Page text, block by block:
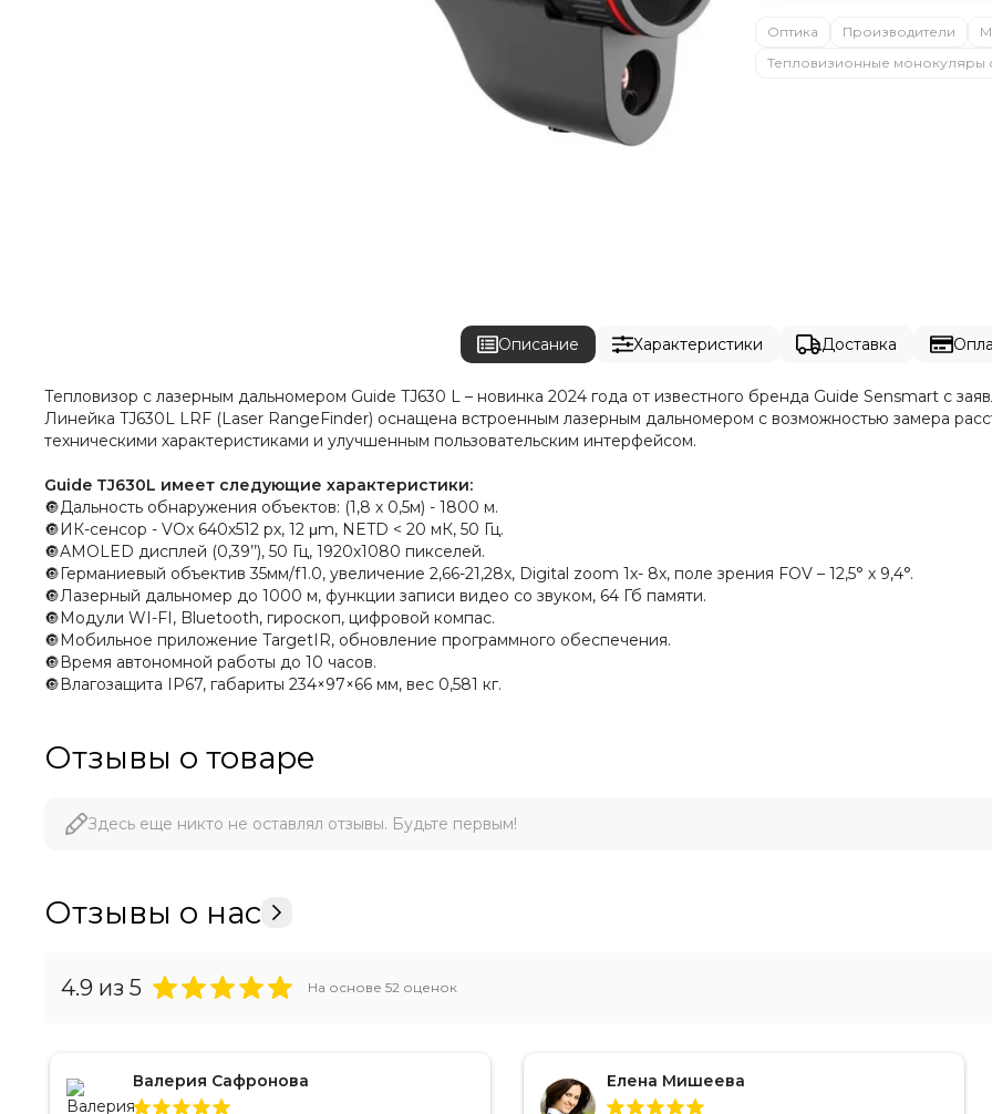
Оптика Производители
Тепловизионные монокуляры
Описание Характеристики Доставка
Тепловизор с лазерным дальномером Guide TJ630 L – новинка 2024 года от известного бренда Guide Sensmart с
Линейка TJ630L LRF (Laser RangeFinder) оснащена встроенным лазерным дальномером с возможностью замера
техническими характеристиками и улучшенным пользовательским интерфейсом.
Guide TJ630L имеет следующие характеристики:
🔘Дальность обнаружения объектов: (1,8 х 0,5м) - 1800 м.
🔘ИК-сенсор - VOx 640х512 рх, 12 μm, NETD < 20 мК, 50 Гц.
🔘AMOLED дисплей (0,39’’), 50 Гц, 1920х1080 пикселей.
🔘Германиевый объектив 35мм/f1.0, увеличение 2,66-21,28х, Digital zoom 1х- 8х, поле зрения FOV – 12,5° х 9,4°.
🔘Лазерный дальномер до 1000 м, функции записи видео со звуком, 64 Гб памяти.
🔘Модули WI-FI, Bluetooth, гироскоп, цифровой компас.
🔘Мобильное приложение TargetIR, обновление программного обеспечения.
🔘Время автономной работы до 10 часов.
🔘Влагозащита IP67, габариты 234×97×66 мм, вес 0,581 кг.
Отзывы о товаре
Здесь еще никто не оставлял отзывы. Будьте первым!
Отзывы о нас
4.9 из 5 На основе 52 оценок
Валерия Сафронова Елена Мишеева